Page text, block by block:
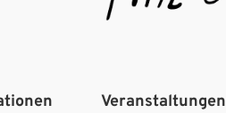
Veranstaltungen